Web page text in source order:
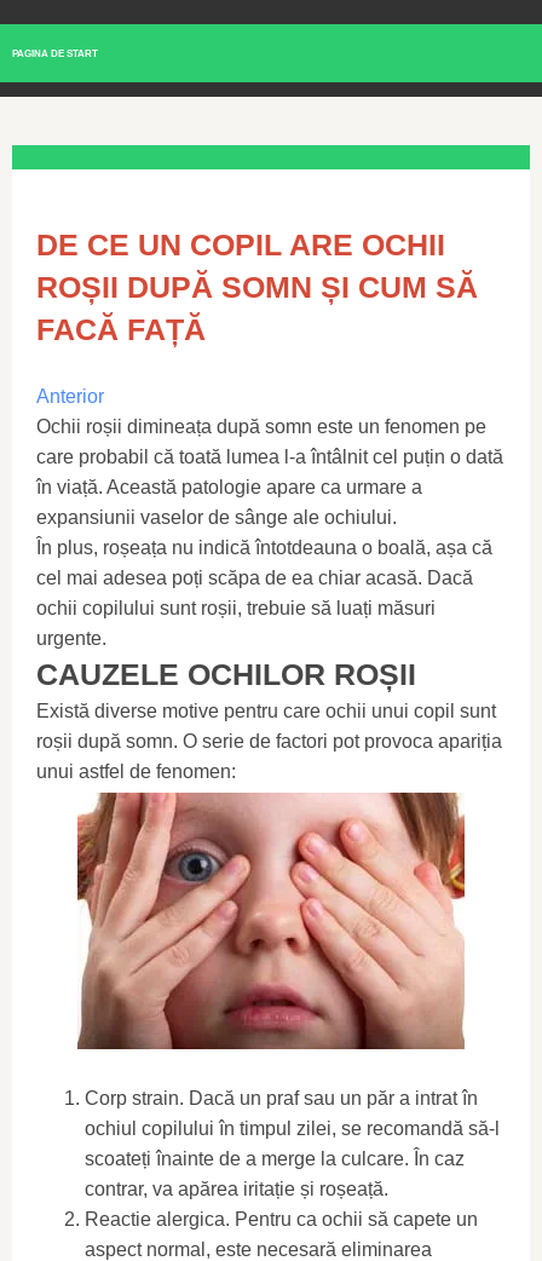
PAGINA DE START
DE CE UN COPIL ARE OCHII
ROȘII DUPĂ SOMN ȘI CUM SĂ
FACĂ FAȚĂ
Anterior
Ochii roșii dimineața după somn este un fenomen pe
care probabil că toată lumea l-a întâlnit cel puțin o dată
în viață. Această patologie apare ca urmare a
expansiunii vaselor de sânge ale ochiului.
În plus, roșeața nu indică întotdeauna o boală, așa că
cel mai adesea poți scăpa de ea chiar acasă. Dacă
ochii copilului sunt roșii, trebuie să luați măsuri
urgente.
CAUZELE OCHILOR ROȘII
Există diverse motive pentru care ochii unui copil sunt
roșii după somn. O serie de factori pot provoca apariția
unui astfel de fenomen:
Corp strain. Dacă un praf sau un păr a intrat în
ochiul copilului în timpul zilei, se recomandă să-l
scoateți înainte de a merge la culcare. În caz
contrar, va apărea iritație și roșeață.
Reactie alergica. Pentru ca ochii să capete un
aspect normal, este necesară eliminarea